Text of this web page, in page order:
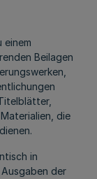
einem
Beilagen
die
in
der